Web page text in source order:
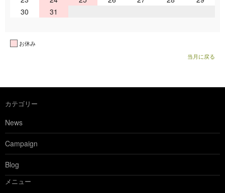
30
31
お休み
当月に戻る
カテゴリー
News
Campaign
Blog
メニュー